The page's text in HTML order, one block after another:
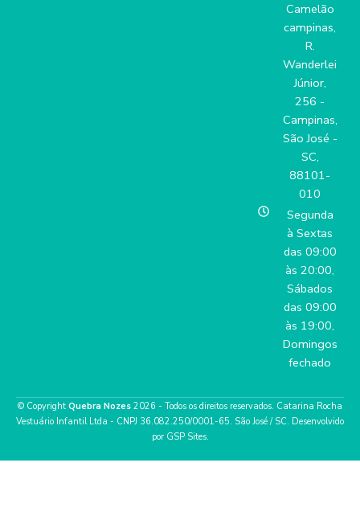
Camelão
campinas,
R.
Wanderlei
Júnior,
256 -
Campinas,
São José -
SC,
88101-
010
Segunda
à Sextas
das 09:00
às 20:00,
Sábados
das 09:00
às 19:00,
Domingos
fechado
© Copyright Quebra Nozes 2026 - Todos os direitos reservados. Catarina Rocha
Vestuário Infantil Ltda - CNPJ 36.082.250/0001-65. São José / SC. Desenvolvido
por GSP Sites.